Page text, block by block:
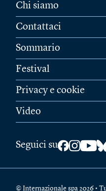
Chi siamo
Contattaci
Sommario
Festival
Privacy e cookie
Video
Seguici su
© Internazionale spa 2026 •